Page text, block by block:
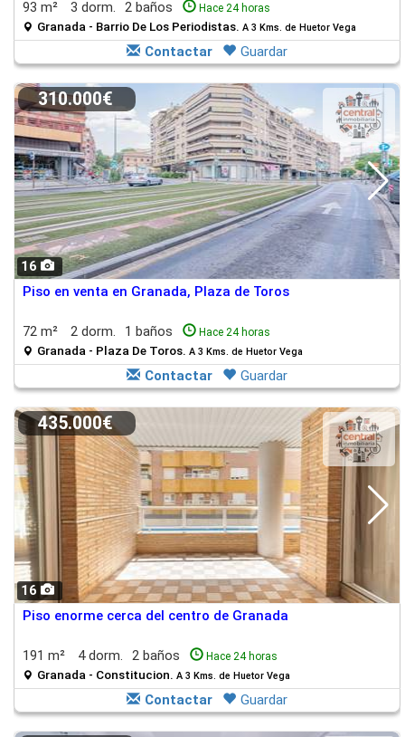
93 m² 3 dorm. 2 baños Hace 24 horas
Granada - Barrio De Los Periodistas. A 3 Kms. de Huetor Vega
Contactar Guardar
16
310.000€
Piso en venta en Granada, Plaza de Toros
72 m² 2 dorm. 1 baños Hace 24 horas
Granada - Plaza De Toros. A 3 Kms. de Huetor Vega
Contactar Guardar
16
435.000€
Piso enorme cerca del centro de Granada
191 m² 4 dorm. 2 baños Hace 24 horas
Granada - Constitucion. A 3 Kms. de Huetor Vega
Contactar Guardar